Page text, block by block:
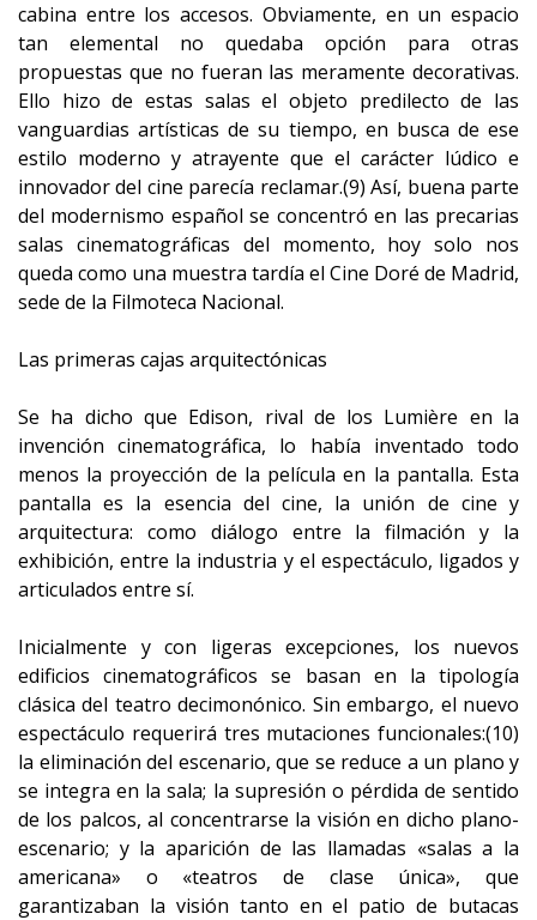
cabina entre los accesos. Obviamente, en un espacio
tan elemental no quedaba opción para otras
propuestas que no fueran las meramente decorativas.
Ello hizo de estas salas el objeto predilecto de las
vanguardias artísticas de su tiempo, en busca de ese
estilo moderno y atrayente que el carácter lúdico e
innovador del cine parecía reclamar.(9) Así, buena parte
del modernismo español se concentró en las precarias
salas cinematográficas del momento, hoy solo nos
queda como una muestra tardía el Cine Doré de Madrid,
sede de la Filmoteca Nacional.
Las primeras cajas arquitectónicas
Se ha dicho que Edison, rival de los Lumière en la
invención cinematográfica, lo había inventado todo
menos la proyección de la película en la pantalla. Esta
pantalla es la esencia del cine, la unión de cine y
arquitectura: como diálogo entre la filmación y la
exhibición, entre la industria y el espectáculo, ligados y
articulados entre sí.
Inicialmente y con ligeras excepciones, los nuevos
edificios cinematográficos se basan en la tipología
clásica del teatro decimonónico. Sin embargo, el nuevo
espectáculo requerirá tres mutaciones funcionales:(10)
la eliminación del escenario, que se reduce a un plano y
se integra en la sala; la supresión o pérdida de sentido
de los palcos, al concentrarse la visión en dicho plano-
escenario; y la aparición de las llamadas «salas a la
americana» o «teatros de clase única», que
garantizaban la visión tanto en el patio de butacas